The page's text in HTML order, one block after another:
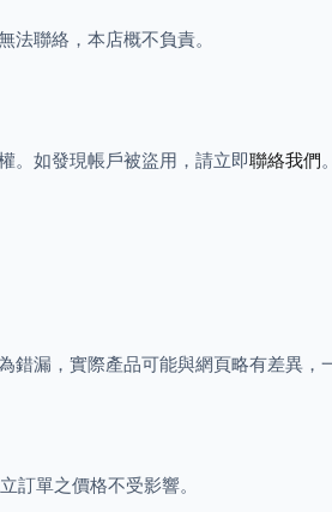
聯絡，本店概不負責。
。如發現帳戶被盜用，請立即聯絡我們
錯漏，實際產品可能與網頁略有差異，
訂單之價格不受影響。